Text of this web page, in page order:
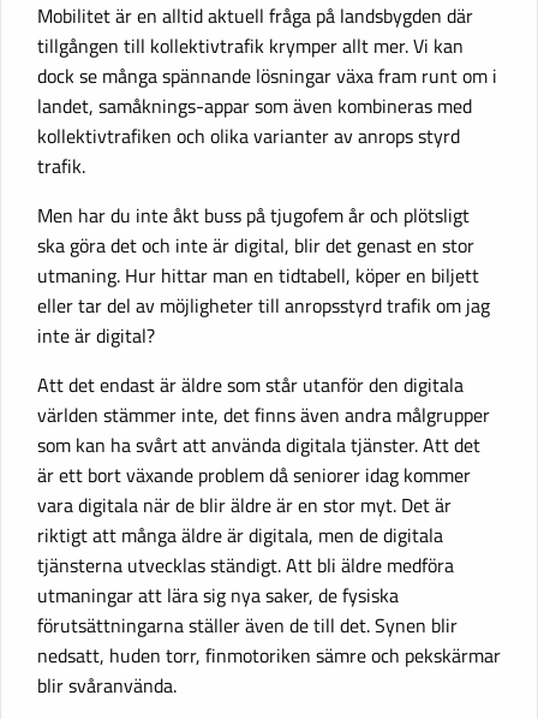
Mobilitet är en alltid aktuell fråga på landsbygden där
tillgången till kollektivtrafik krymper allt mer. Vi kan
dock se många spännande lösningar växa fram runt om i
landet, samåknings-appar som även kombineras med
kollektivtrafiken och olika varianter av anrops styrd
trafik.
Men har du inte åkt buss på tjugofem år och plötsligt
ska göra det och inte är digital, blir det genast en stor
utmaning. Hur hittar man en tidtabell, köper en biljett
eller tar del av möjligheter till anropsstyrd trafik om jag
inte är digital?
Att det endast är äldre som står utanför den digitala
världen stämmer inte, det finns även andra målgrupper
som kan ha svårt att använda digitala tjänster. Att det
är ett bort växande problem då seniorer idag kommer
vara digitala när de blir äldre är en stor myt. Det är
riktigt att många äldre är digitala, men de digitala
tjänsterna utvecklas ständigt. Att bli äldre medföra
utmaningar att lära sig nya saker, de fysiska
förutsättningarna ställer även de till det. Synen blir
nedsatt, huden torr, finmotoriken sämre och pekskärmar
blir svåranvända.